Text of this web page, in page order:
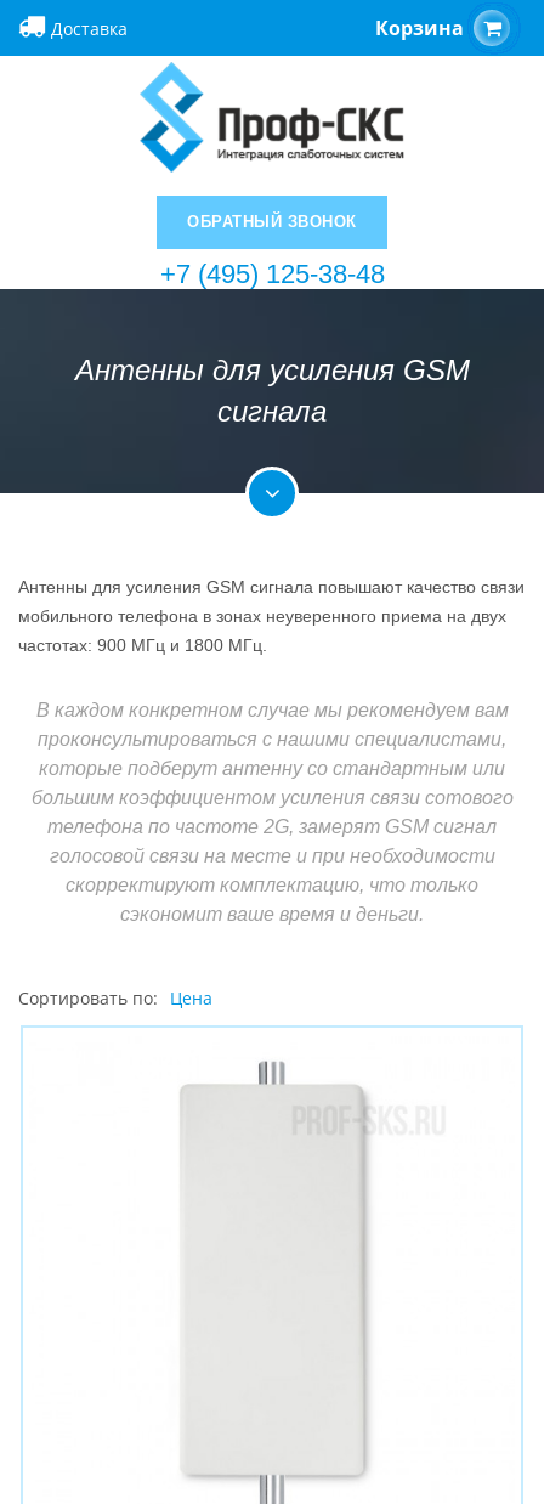
Доставка Корзина
ОБРАТНЫЙ ЗВОНОК
+7 (495) 125-38-48
Антенны для усиления GSM
сигнала
Антенны для усиления GSM сигнала повышают качество связи
мобильного телефона в зонах неуверенного приема на двух
частотах: 900 МГц и 1800 МГц.
В каждом конкретном случае мы рекомендуем вам
проконсультироваться с нашими специалистами,
которые подберут антенну со стандартным или
большим коэффициентом усиления связи сотового
телефона по частоте 2G, замерят GSM сигнал
голосовой связи на месте и при необходимости
скорректируют комплектацию, что только
сэкономит ваше время и деньги.
Сортировать по: Цена